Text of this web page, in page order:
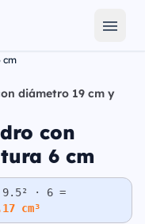
cm
diámetro 19 cm y
con
6 cm
· 6 =
cm³